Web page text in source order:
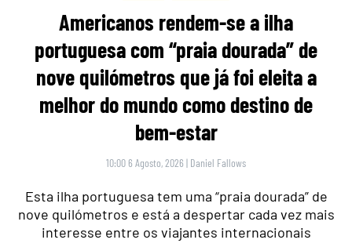
Americanos rendem-se a ilha
portuguesa com “praia dourada” de
nove quilómetros que já foi eleita a
melhor do mundo como destino de
bem-estar
10:00 6 Agosto, 2026 | Daniel Fallows
Esta ilha portuguesa tem uma “praia dourada” de
nove quilómetros e está a despertar cada vez mais
interesse entre os viajantes internacionais